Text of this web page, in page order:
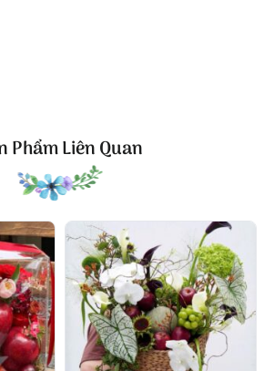
cho bản thân
còn thích hợp để tự thưởng cho
vui và sự khích lệ trong
trọng. Hương vị tươi ngon của
tinh tế của hoa giúp khoảnh
nhớ và đầy năng lượng.
trái cây kết hợp hoa tươi tinh tế,
bạn gái, anh chị em trong dịp
Phẩm Liên Quan